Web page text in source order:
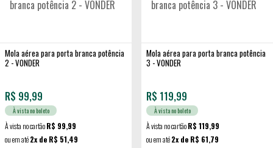
Mola aérea para porta branca potência
2 - VONDER
R$ 99,99
À vista no boleto
À vista no cartãoR$ 99,99
ou em até2x de R$ 51,49
Mola aérea para porta branca potência
3 - VONDER
R$ 119,99
À vista no boleto
À vista no cartãoR$ 119,99
ou em até2x de R$ 61,79